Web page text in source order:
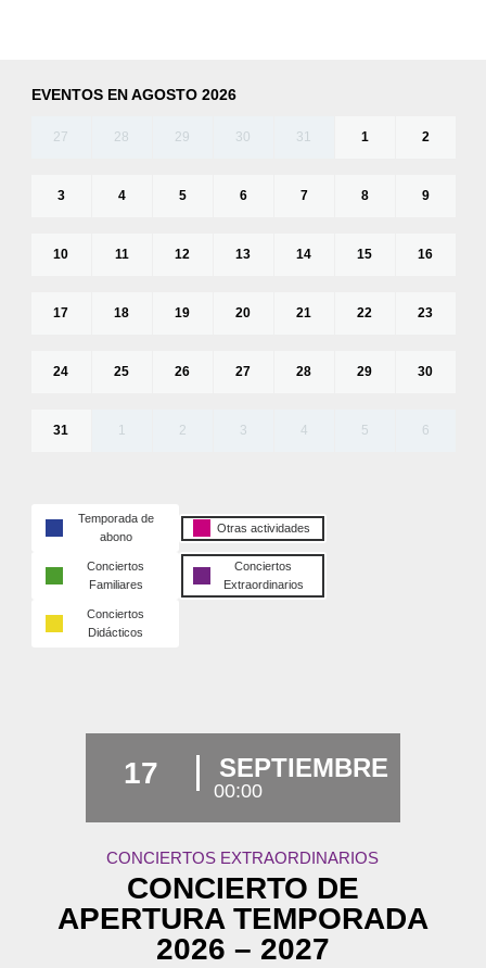
EVENTOS EN AGOSTO 2026
27 28 29 30 31 1 2
3 4 5 6 7 8 9
10 11 12 13 14 15 16
17 18 19 20 21 22 23
24 25 26 27 28 29 30
31 1 2 3 4 5 6
Temporada de
abono
Otras actividades
Conciertos
Familiares
Conciertos
Extraordinarios
Conciertos
Didácticos
17 SEPTIEMBRE
00:00
CONCIERTOS EXTRAORDINARIOS
CONCIERTO DE
APERTURA TEMPORADA
2026 – 2027